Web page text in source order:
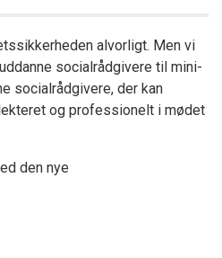
alvorligt. Men vi
socialrådgivere til mini-
socialrådgivere, der kan
og professionelt i mødet
den nye